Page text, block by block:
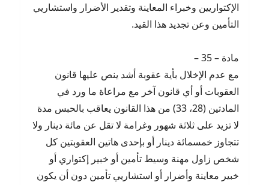
الإكتواريين وخبراء المعاينة وتقدير الأضرار واستشاريي
التأمين وعن تجديد هذا القيد.
مادة – 35 –
مع عدم الإخلال بأية عقوبة أشد ينص عليها قانون
العقوبات أو أي قانون آخر مع مراعاة ما ورد في
المادتين (28، 33) من هذا القانون يعاقب بالحبس مدة
لا تزيد على ثلاثة شهور وغرامة لا تقل عن مائة دينار ولا
تتجاوز خمسمائة دينار أو بإحدى هاتين العقوبتين كل
شخص زاول مهنة وسيط تأمين أو خبير إكتواري أو
خبير معاينة وأضرار أو استشاريي تأمين دون أن يكون